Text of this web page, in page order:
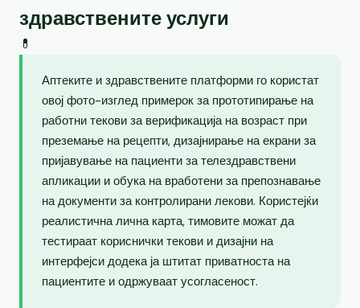
здравствените услуги
💊
Аптеките и здравствените платформи го користат
овој фото-изглед примерок за прототипирање на
работни текови за верификација на возраст при
преземање на рецепти, дизајнирање на екрани за
пријавување на пациенти за телездравствени
апликации и обука на вработени за препознавање
на документи за контролирани лекови. Користејќи
реалистична лична карта, тимовите можат да
тестираат кориснички текови и дизајни на
интерфејси додека ја штитат приватноста на
пациентите и одржуваат усогласеност.